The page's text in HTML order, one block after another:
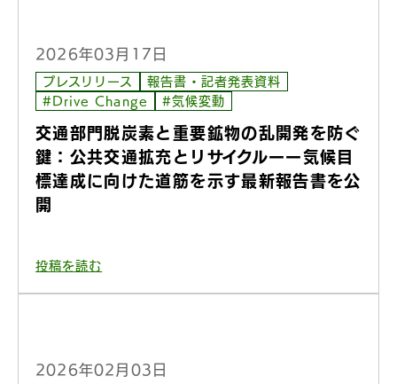
2026年03月17日
プレスリリース
報告書・記者発表資料
#Drive Change
#気候変動
交通部門脱炭素と重要鉱物の乱開発を防ぐ
鍵：公共交通拡充とリサイクルーー気候目
標達成に向けた道筋を示す最新報告書を公
開
投稿を読む
2026年02月03日